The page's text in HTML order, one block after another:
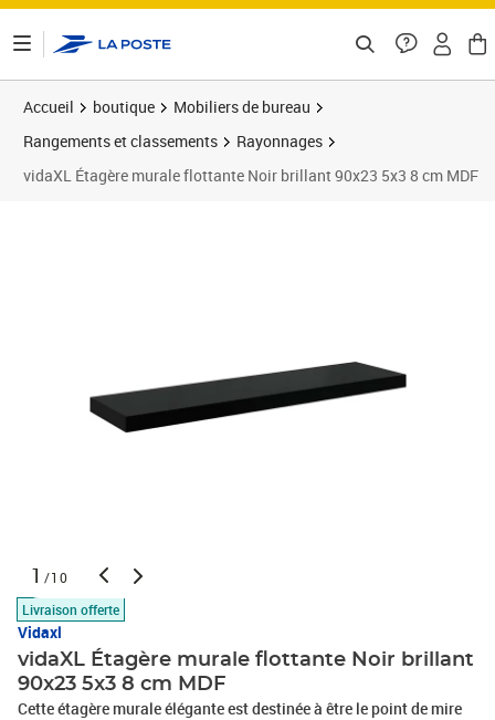
Accueil boutique
Mobiliers de bureau
Rangements et classements
Rayonnages
vidaXL Étagère murale flottante Noir brillant 90x23 5x3 8 cm MDF
1 /10
Livraison offerte
Vidaxl
vidaXL Étagère murale flottante Noir brillant
90x23 5x3 8 cm MDF
Cette étagère murale élégante est destinée à être le point de mire